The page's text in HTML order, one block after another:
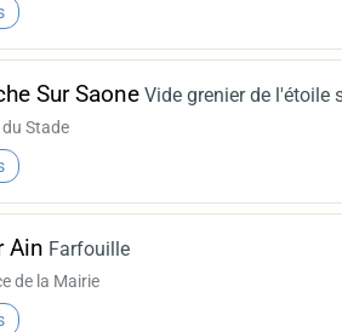
Sur Saone Vide grenier de l'étoile
Stade
Ain Farfouille
de la Mairie